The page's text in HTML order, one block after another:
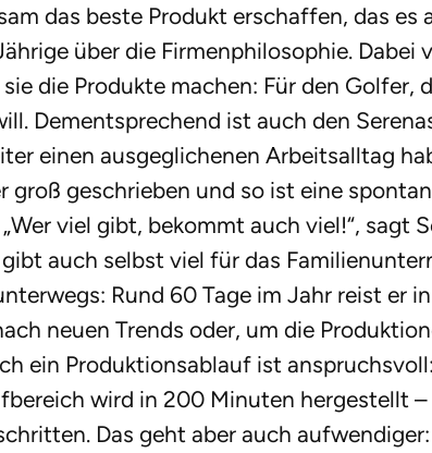
das beste Produkt erschaffen, das es
über die Firmenphilosophie. Dabei
die Produkte machen: Für den Golfer,
Dementsprechend ist auch den
einen ausgeglichenen Arbeitsalltag
groß geschrieben und so ist eine
viel gibt, bekommt auch viel!“, sagt
auch selbst viel für das
Rund 60 Tage im Jahr reist er
neuen Trends oder, um die
ein Produktionsablauf ist
wird in 200 Minuten hergestellt –
Das geht aber auch